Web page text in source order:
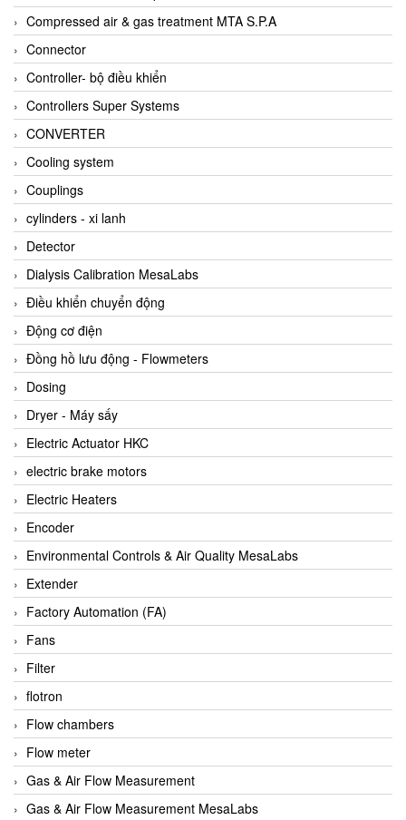
AKUSENSE
ALA OFFICINE SPA
Albrecht-Automatik Viet Nam
Allen Bradley Vietnam
Alpha Moisture Vietnam
Alpha-Achem Vietnam
Alphino
ALRE-IT Vietnam
Altech
Amarillo Gear
Ametek
AMPTRON Vietnam
AND Vietnam
ANDERSON-NEGELE
ANDILOG Technologies Vietnam
Anritsu
ANTEC S.A
Antico pumps
Anybus/ HMS
AOBEN
Apex Dynamics Vietnam
Apex Dynamics Vietnam
Apiste
APLISENS VietNam
Apollo Fire
Appleton
AQ Matic
Aqualabo Vietnam
Aquametro
Compressed air & gas treatment MTA S.P.A
Connector
Controller- bộ điều khiển
Controllers Super Systems
CONVERTER
Cooling system
Couplings
cylinders - xi lanh
Detector
Dialysis Calibration MesaLabs
Điều khiển chuyển động
Động cơ điện
Đồng hồ lưu động - Flowmeters
Dosing
Dryer - Máy sấy
Electric Actuator HKC
electric brake motors
Electric Heaters
Encoder
Environmental Controls & Air Quality MesaLabs
Extender
Factory Automation (FA)
Fans
Filter
flotron
Flow chambers
Flow meter
Gas & Air Flow Measurement
Gas & Air Flow Measurement MesaLabs